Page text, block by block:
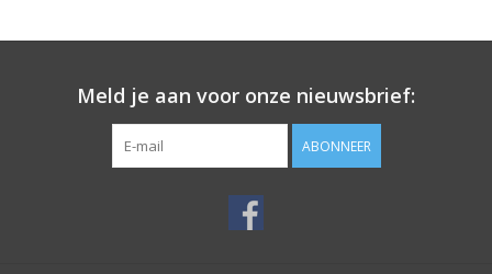
Meld je aan voor onze nieuwsbrief:
ABONNEER